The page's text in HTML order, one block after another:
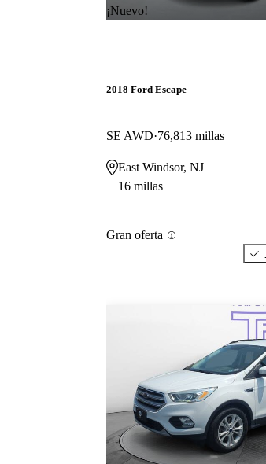
¡Nuevo!
2018 Ford Escape
SE AWD 76,813 millas
East Windsor, NJ
16 millas
Gran oferta